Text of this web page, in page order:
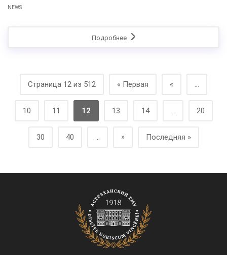
NEWS
Подробнее
Страница 12 из 512 « Первая « ...
10 11 12 13 14 ... 20
30 40 ... » Последняя »